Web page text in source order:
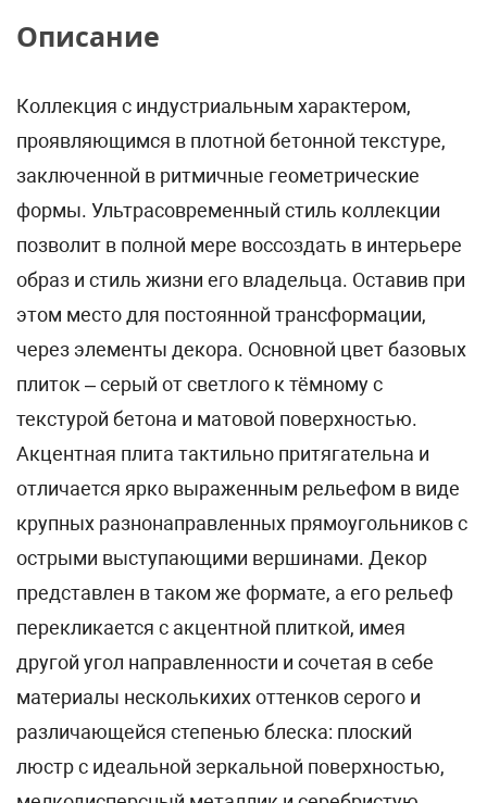
Описание
Коллекция с индустриальным характером,
проявляющимся в плотной бетонной текстуре,
заключенной в ритмичные геометрические
формы. Ультрасовременный стиль коллекции
позволит в полной мере воссоздать в интерьере
образ и стиль жизни его владельца. Оставив при
этом место для постоянной трансформации,
через элементы декора. Основной цвет базовых
плиток – серый от светлого к тёмному с
текстурой бетона и матовой поверхностью.
Акцентная плита тактильно притягательна и
отличается ярко выраженным рельефом в виде
крупных разнонаправленных прямоугольников с
острыми выступающими вершинами. Декор
представлен в таком же формате, а его рельеф
перекликается с акцентной плиткой, имея
другой угол направленности и сочетая в себе
материалы несколькихих оттенков серого и
различающейся степенью блеска: плоский
люстр с идеальной зеркальной поверхностью,